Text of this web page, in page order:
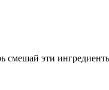
эти